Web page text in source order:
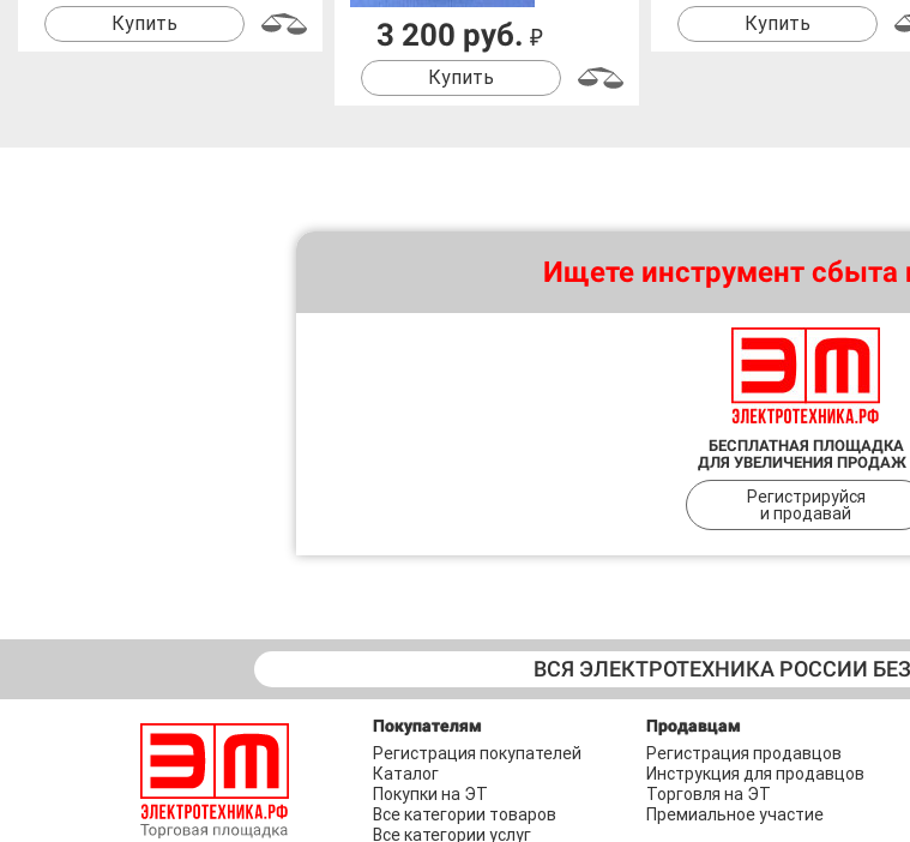
Купить
3 200 руб. ₽
Купить
Купить
Ищете инструмент сбыта
БЕСПЛАТНАЯ ПЛОЩАДКА
ДЛЯ УВЕЛИЧЕНИЯ ПРОДАЖ
Регистрируйся
и продавай
ВСЯ ЭЛЕКТРОТЕХНИКА РОССИИ
Покупателям
Регистрация покупателей
Каталог
Покупки на ЭТ
Все категории товаров
Все категории услуг
Продавцам
Регистрация продавцов
Инструкция для продавцов
Торговля на ЭТ
Премиальное участие